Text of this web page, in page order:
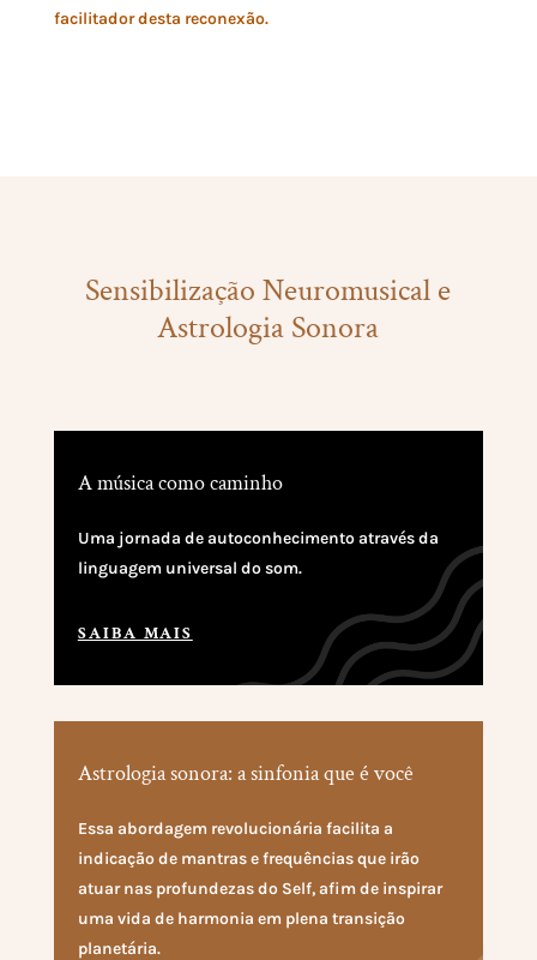
facilitador desta reconexão.
Sensibilização Neuromusical e
Astrologia Sonora
A música como caminho
Uma jornada de autoconhecimento através da
linguagem universal do som.
SAIBA MAIS
Astrologia sonora: a sinfonia que é você
Essa abordagem revolucionária facilita a
indicação de mantras e frequências que irão
atuar nas profundezas do Self, afim de inspirar
uma vida de harmonia em plena transição
planetária.